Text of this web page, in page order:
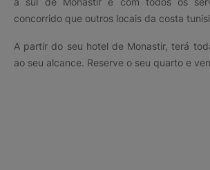
concorrido que outros locais da costa
A partir do seu hotel de Monastir, terá
ao seu alcance. Reserve o seu quarto e